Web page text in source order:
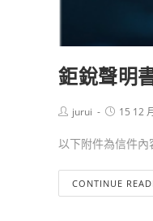
鉅銳聲明
jurui 15 12
以下附件為信件
CONTINUE